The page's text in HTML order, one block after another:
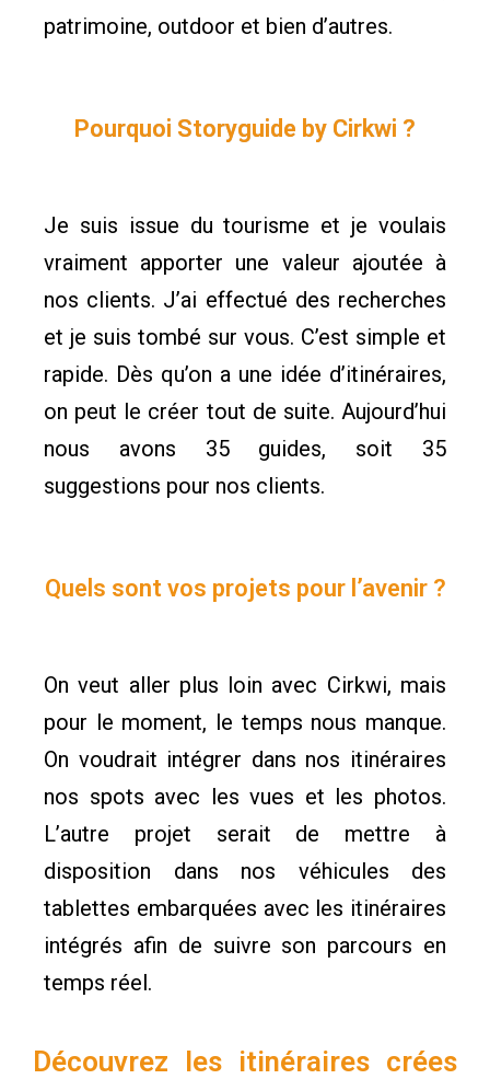
patrimoine, outdoor et bien d’autres.
Pourquoi Storyguide by Cirkwi ?
Je suis issue du tourisme et je voulais
vraiment apporter une valeur ajoutée à
nos clients. J’ai effectué des recherches
et je suis tombé sur vous. C’est simple et
rapide. Dès qu’on a une idée d’itinéraires,
on peut le créer tout de suite. Aujourd’hui
nous avons 35 guides, soit 35
suggestions pour nos clients.
Quels sont vos projets pour l’avenir ?
On veut aller plus loin avec Cirkwi, mais
pour le moment, le temps nous manque.
On voudrait intégrer dans nos itinéraires
nos spots avec les vues et les photos.
L’autre projet serait de mettre à
disposition dans nos véhicules des
tablettes embarquées avec les itinéraires
intégrés afin de suivre son parcours en
temps réel.
Découvrez les itinéraires crées